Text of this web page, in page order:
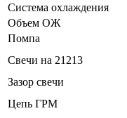
Система охлаждения
Объем ОЖ
Помпа
Свечи на 21213
Зазор свечи
Цепь ГРМ